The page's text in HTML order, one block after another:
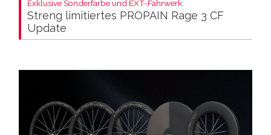
Exklusive Sonderfarbe und EXT-Fahrwerk:
Streng limitiertes PROPAIN Rage 3 CF
Update